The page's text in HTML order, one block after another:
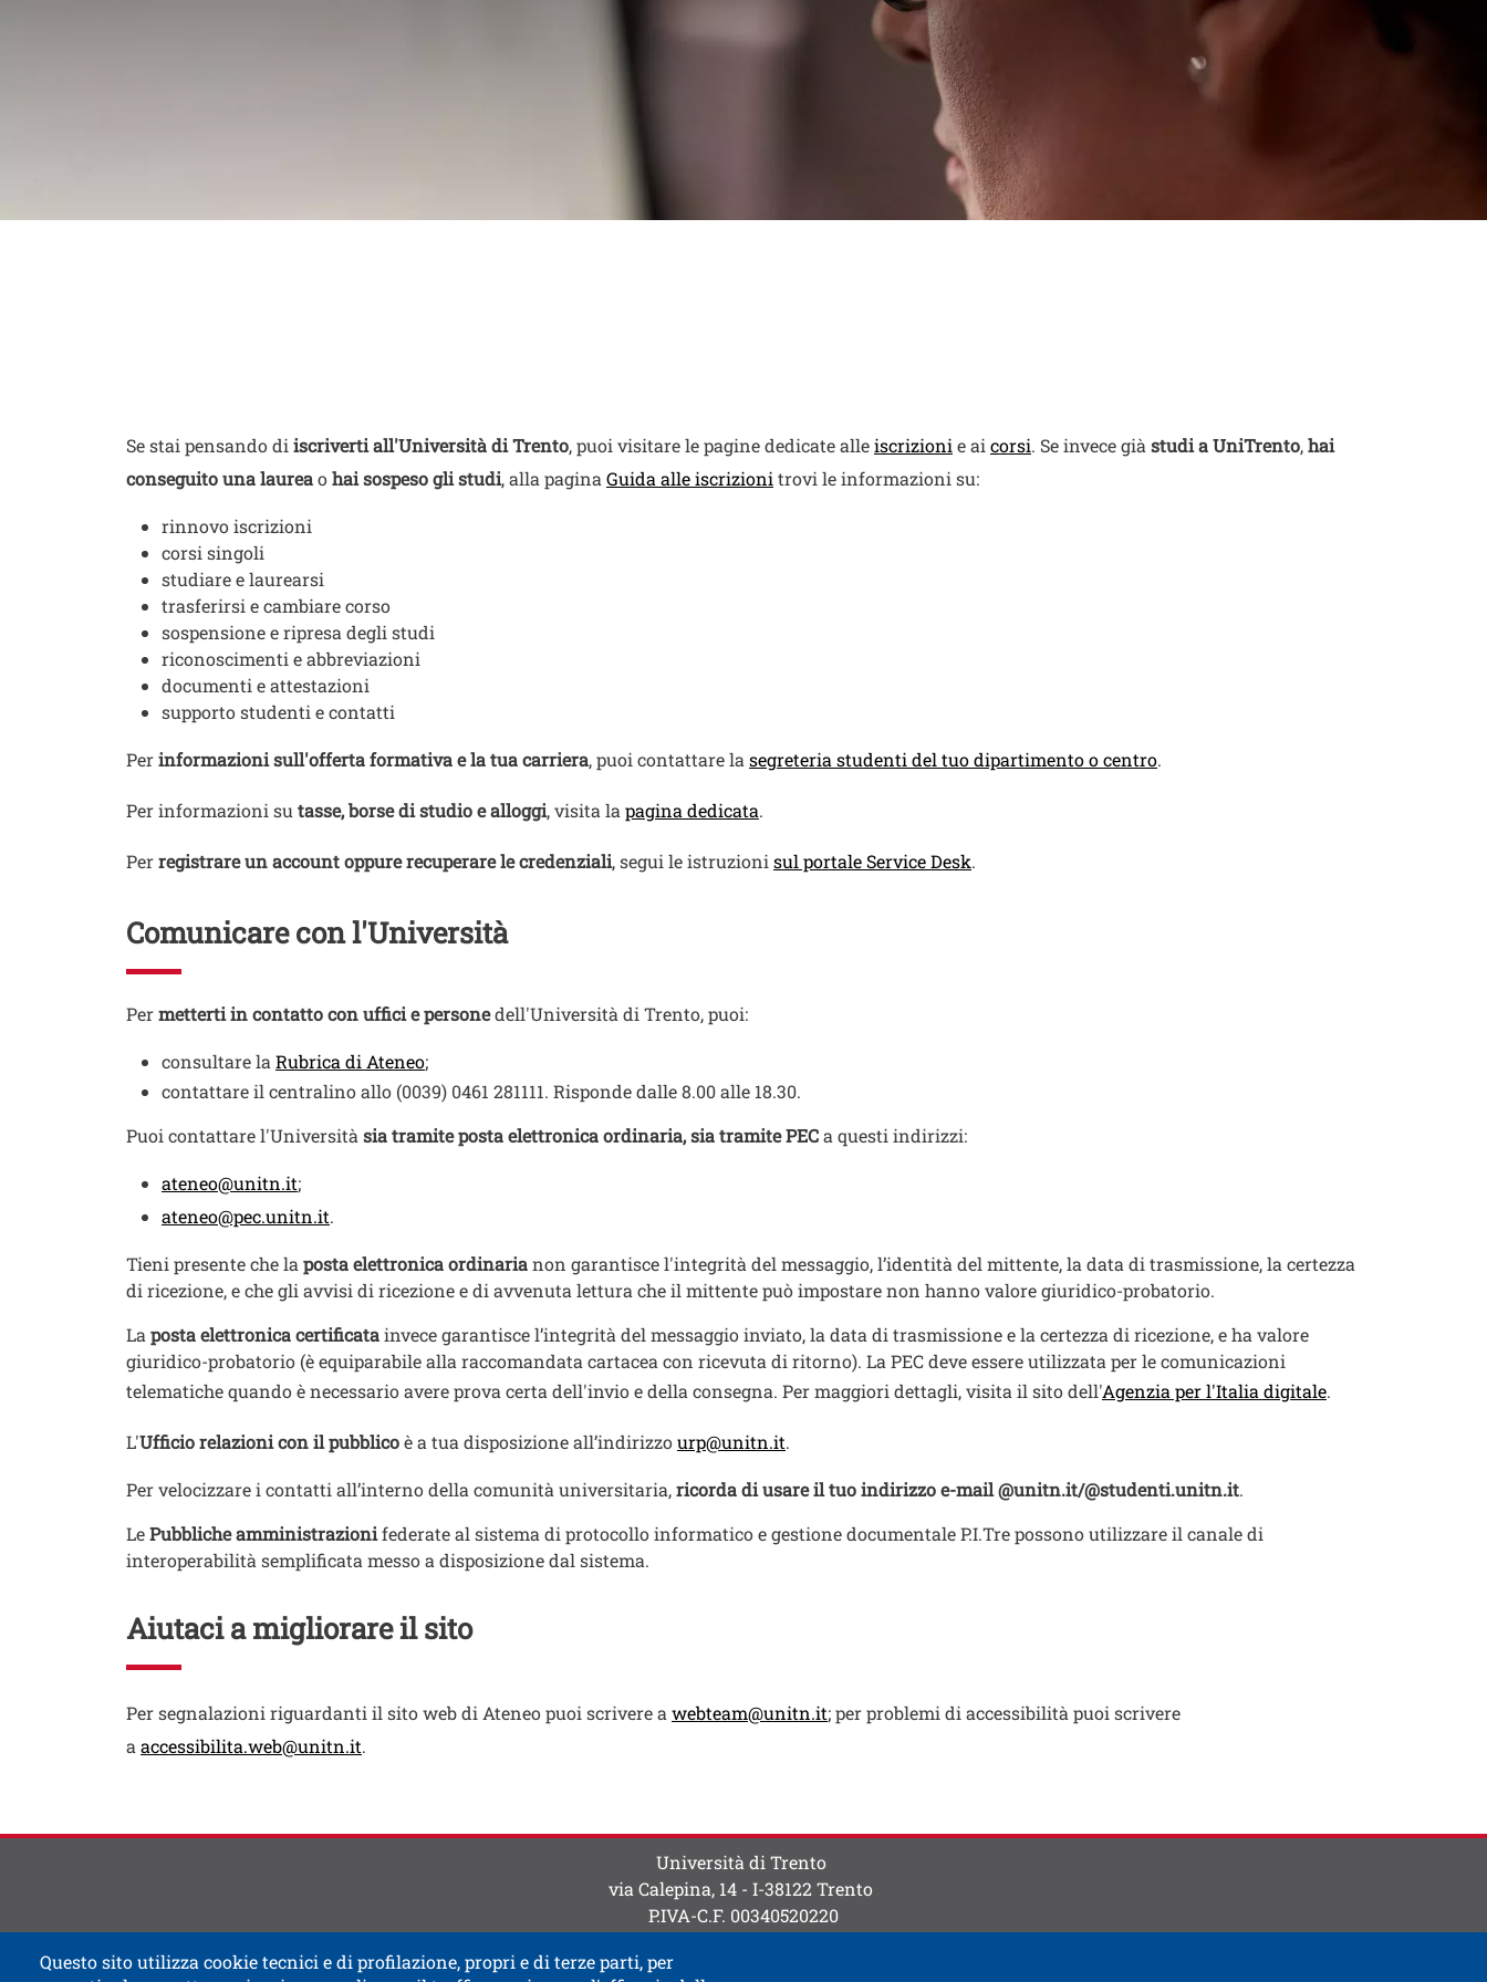
Contenuto
Testo
Se stai pensando di iscriverti all'Università di Trento, puoi visitare le pagine dedicate alleiscrizioni e ai corsi. Se invece già studi a UniTrento,hai
conseguito una laureaohai sospeso gli studi, alla pagina Guida alle iscrizioni trovi le informazioni su:
rinnovo iscrizioni
corsi singoli
studiare e laurearsi
trasferirsi e cambiare corso
sospensione e ripresa degli studi
riconoscimenti e abbreviazioni
documenti e attestazioni
supporto studenti e contatti
Perinformazioni sull'offerta formativa e la tua carriera, puoi contattare la segreteria studenti del tuo dipartimento o centro.
Per informazioni su tasse, borse di studio e alloggi, visita la pagina dedicata.
Perregistrare un account oppure recuperare le credenziali, segui le istruzioni sul portale Service Desk.
Comunicare con l'Università
Testo
Permetterti in contatto con uffici e personedell'Università di Trento, puoi:
consultare la Rubrica di Ateneo;
contattare il centralino allo (0039) 0461 281111. Risponde dalle 8.00 alle 18.30.
Puoi contattare l'Università sia tramite posta elettronica ordinaria, sia tramite PECa questi indirizzi:
ateneo@unitn.it;
ateneo@pec.unitn.it.
Tieni presente che la posta elettronica ordinarianon garantisce l'integrità del messaggio, l’identità del mittente, la data di trasmissione, la certezza
di ricezione, e che gli avvisi di ricezione e di avvenuta lettura che il mittente può impostare non hanno valore giuridico-probatorio.
La posta elettronica certificatainvece garantisce l’integrità del messaggio inviato, la data di trasmissione e la certezza di ricezione, e ha valore
giuridico-probatorio (è equiparabile alla raccomandata cartacea con ricevuta di ritorno). La PEC deve essere utilizzata per le comunicazioni
telematiche quando è necessario avere prova certa dell'invio e della consegna. Per maggiori dettagli, visita il sito dell'Agenzia per l'Italia digitale.
L'Ufficio relazioni con il pubblicoè a tua disposizione all’indirizzourp@unitn.it.
Per velocizzare i contatti all’interno della comunità universitaria,ricorda di usare il tuo indirizzo e-mail @unitn.it/@studenti.unitn.it.
LePubbliche amministrazionifederate al sistema di protocollo informatico e gestione documentale P.I.Tre possono utilizzare il canale di
interoperabilità semplificata messo a disposizione dal sistema.
Aiutaci a migliorare il sito
Testo
Per segnalazioni riguardanti il sito web di Ateneo puoi scrivere a webteam@unitn.it; per problemi di accessibilità puoi scrivere
a accessibilita.web@unitn.it.
Questo sito utilizza cookie tecnici e di profilazione, propri e di terze parti, per
Università di Trento
via Calepina, 14 - I-38122 Trento
P.IVA-C.F. 003​40520220